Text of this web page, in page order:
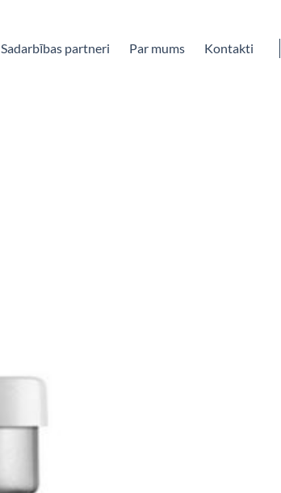
Sadarbības partneri Par mums Kontakti